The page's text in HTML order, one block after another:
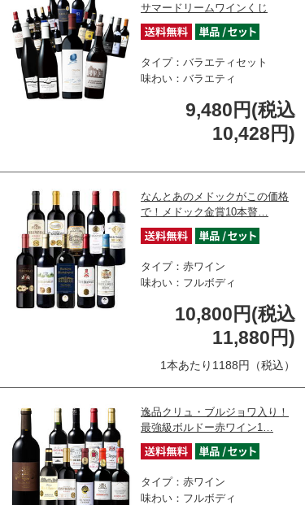
サマードリームワインくじ
タイプ：バラエティセット
味わい：バラエティ
9,480円(税込
10,428円)
なんとあのメドックがこの価格
で！メドック金賞10本贅…
タイプ：赤ワイン
味わい：フルボディ
10,800円(税込
11,880円)
1本あたり1188円（税込）
逸品クリュ・ブルジョワ入り！
最強級ボルドー赤ワイン1…
タイプ：赤ワイン
味わい：フルボディ